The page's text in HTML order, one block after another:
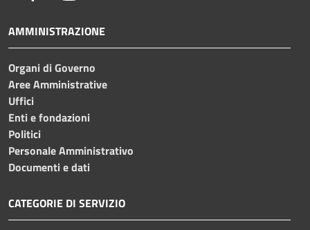
AMMINISTRAZIONE
Organi di Governo
Aree Amministrative
Uffici
Enti e fondazioni
Politici
Personale Amministrativo
Documenti e dati
CATEGORIE DI SERVIZIO